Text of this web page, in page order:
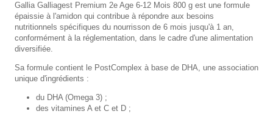
Gallia Galliagest Premium 2e Age 6-12 Mois 800 g est une formule
épaissie à l'amidon qui contribue à répondre aux besoins
nutritionnels spécifiques du nourrisson de 6 mois jusqu'à 1 an,
conformément à la réglementation, dans le cadre d'une alimentation
diversifiée.
Sa formule contient le PostComplex à base de DHA, une association
unique d'ingrédients :
du DHA (Omega 3) ;
des vitamines A et C et D ;